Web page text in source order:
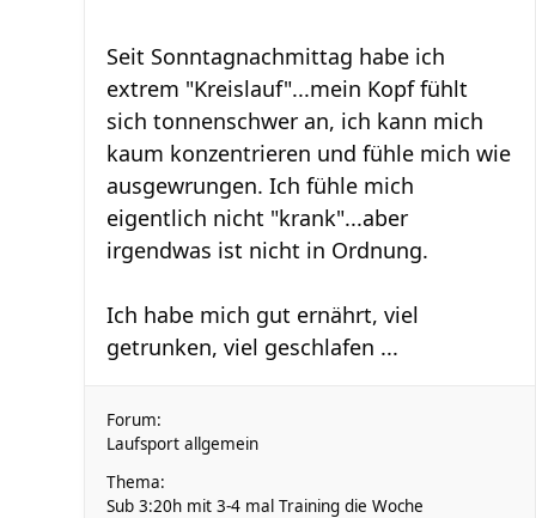
Seit Sonntagnachmittag habe ich
extrem "Kreislauf"...mein Kopf fühlt
sich tonnenschwer an, ich kann mich
kaum konzentrieren und fühle mich wie
ausgewrungen. Ich fühle mich
eigentlich nicht "krank"...aber
irgendwas ist nicht in Ordnung.
Ich habe mich gut ernährt, viel
getrunken, viel geschlafen ...
Forum:
Laufsport allgemein
Thema:
Sub 3:20h mit 3-4 mal Training die Woche